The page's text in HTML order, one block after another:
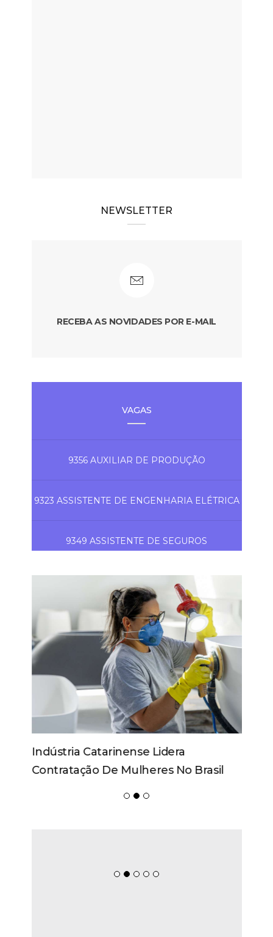
NEWSLETTER
RECEBA AS NOVIDADES POR E-MAIL
VAGAS
9356 AUXILIAR DE PRODUÇÃO
9323 ASSISTENTE DE ENGENHARIA ELÉTRICA
9349 ASSISTENTE DE SEGUROS
Indústria Catarinense Lidera
Contratação De Mulheres No Brasil